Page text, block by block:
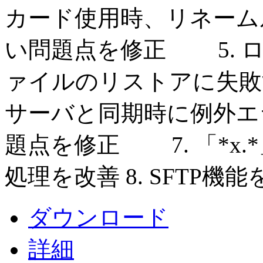
カード使用時、リネー
い問題点を修正 5. ロ
ァイルのリストアに
サーバと同期時に例外
題点を修正 7. 「*x.*
処理を改善 8. SFTP機能
ダウンロード
詳細